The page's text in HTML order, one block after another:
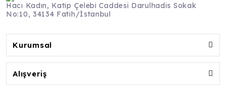
Hacı Kadın, Katip Çelebi Caddesi Darulhadis Sokak
No:10, 34134 Fatih/İstanbul
Kurumsal
Alışveriş